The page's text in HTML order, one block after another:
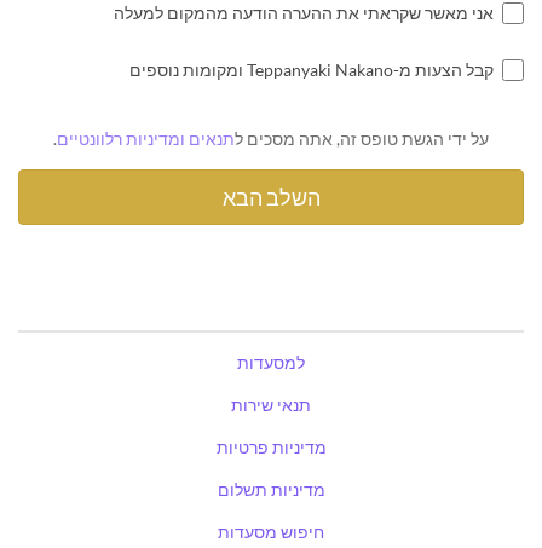
אני מאשר שקראתי את ההערה הודעה מהמקום למעלה
קבל הצעות מ-Teppanyaki Nakano ומקומות נוספים
על ידי הגשת טופס זה, אתה מסכים לתנאים ומדיניות רלוונטיים.
למסעדות
תנאי שירות
מדיניות פרטיות
מדיניות תשלום
חיפוש מסעדות